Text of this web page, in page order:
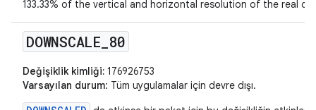
133.33% of the vertical and horizontal resolution of the real
DOWNSCALE 80
Değişiklik kimliği: 176926753
Varsayılan durum: Tüm uygulamalar için devre dışı.